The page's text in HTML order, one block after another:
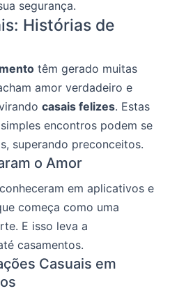
segurança.
Histórias de
têm gerado muitas
amor verdadeiro e
casais felizes. Estas
encontros podem se
superando preconceitos.
o Amor
em aplicativos e
começa como uma
E isso leva a
casamentos.
Casuais em